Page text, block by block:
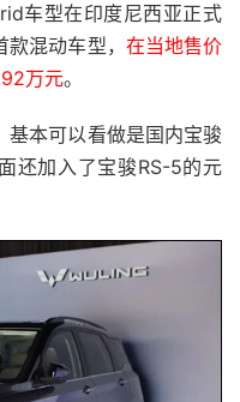
车型在印度尼西亚正式
混动车型， 在当地售价
万元。
基本可以看做是国内宝骏
还加入了宝骏RS-5的元